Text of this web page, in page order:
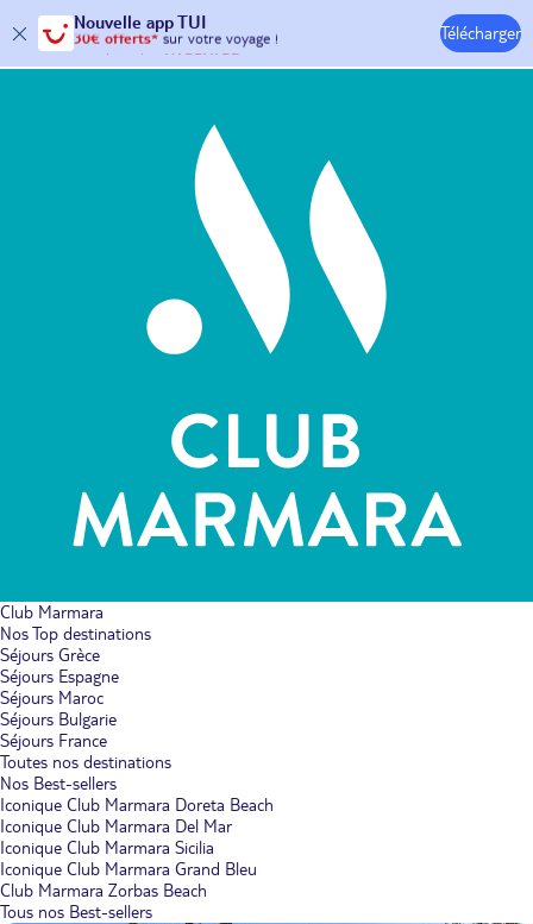
Nouvelle app TUI
30€ offerts*sur votre voyage !
avec le code :HAPPYAPP
Télécharger
Hôtels & Clubs
Club Marmara
Nos Top destinations
Séjours Grèce
Séjours Espagne
Séjours Maroc
Séjours Bulgarie
Séjours France
Toutes nos destinations
Nos Best-sellers
Iconique Club Marmara Doreta Beach
Iconique Club Marmara Del Mar
Iconique Club Marmara Sicilia
Iconique Club Marmara Grand Bleu
Club Marmara Zorbas Beach
Tous nos Best-sellers